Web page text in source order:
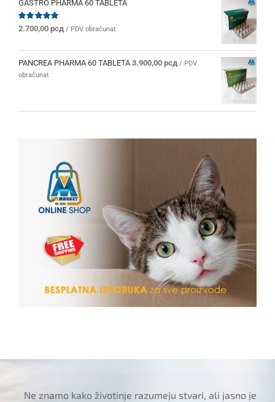
bila:
2.280,00 рсд.
GASTRO PHARMA 60 TABLETA
Ocenjeno
od 5
2.700,00 рсд / PDV obračunat
PANCREA PHARMA 60 TABLETA 3.900,00 рсд / PDV
obračunat
Ne znamo kako životinje razumeju stvari, ali jasno je